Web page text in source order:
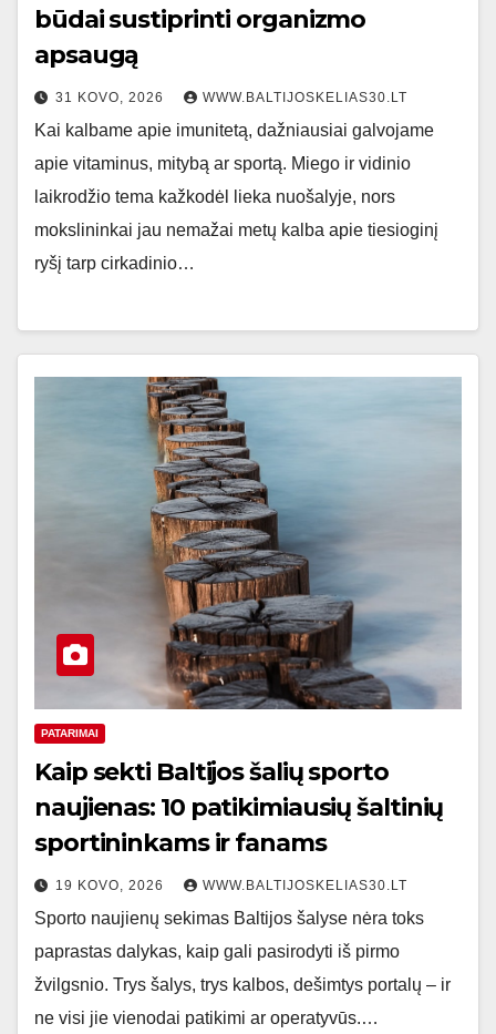
būdai sustiprinti organizmo
apsaugą
31 KOVO, 2026 WWW.BALTIJOSKELIAS30.LT
Kai kalbame apie imunitetą, dažniausiai galvojame
apie vitaminus, mitybą ar sportą. Miego ir vidinio
laikrodžio tema kažkodėl lieka nuošalyje, nors
mokslininkai jau nemažai metų kalba apie tiesioginį
ryšį tarp cirkadinio…
PATARIMAI
Kaip sekti Baltijos šalių sporto
naujienas: 10 patikimiausių šaltinių
sportininkams ir fanams
19 KOVO, 2026 WWW.BALTIJOSKELIAS30.LT
Sporto naujienų sekimas Baltijos šalyse nėra toks
paprastas dalykas, kaip gali pasirodyti iš pirmo
žvilgsnio. Trys šalys, trys kalbos, dešimtys portalų – ir
ne visi jie vienodai patikimi ar operatyvūs.…